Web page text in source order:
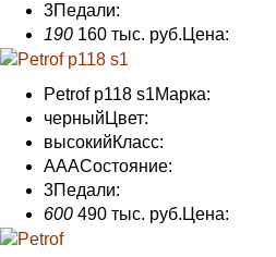
3Педали:
190 160 тыс. руб. Цена:
Petrof p118 s1Марка:
черный Цвет:
высокийКласс:
AAAСостояние:
3Педали:
600 490 тыс. руб. Цена: